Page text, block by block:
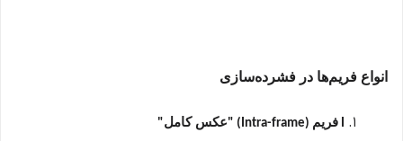
انواع فریم‌ها در فشرده‌سازی
I فریم (Intra-frame) " عکس کامل"